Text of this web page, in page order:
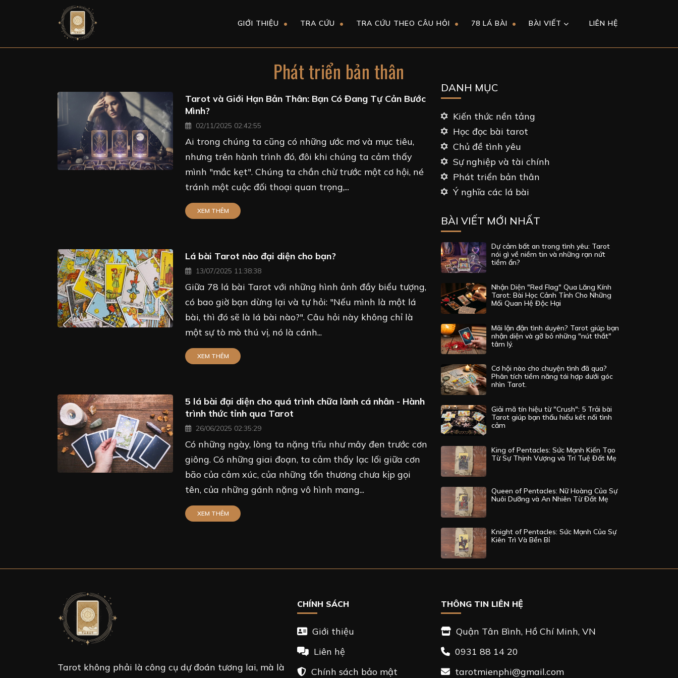
GIỚI THIỆU TRA CỨU TRA CỨU THEO CÂU HỎI 78 LÁ BÀI BÀI VIẾT LIÊN HỆ
Phát triển bản thân
Tarot và Giới Hạn Bản Thân: Bạn Có Đang Tự Cản Bước
Mình?
02/11/2025 02:42:55
Ai trong chúng ta cũng có những ước mơ và mục tiêu,
nhưng trên hành trình đó, đôi khi chúng ta cảm thấy
mình "mắc kẹt". Chúng ta chần chừ trước một cơ hội, né
tránh một cuộc đối thoại quan trọng,...
XEM THÊM
Lá bài Tarot nào đại diện cho bạn?
13/07/2025 11:38:38
Giữa 78 lá bài Tarot với những hình ảnh đầy biểu tượng,
có bao giờ bạn dừng lại và tự hỏi: "Nếu mình là một lá
bài, thì đó sẽ là lá bài nào?". Câu hỏi này không chỉ là
một sự tò mò thú vị, nó là cánh...
XEM THÊM
5 lá bài đại diện cho quá trình chữa lành cá nhân - Hành
trình thức tỉnh qua Tarot
26/06/2025 02:35:29
Có những ngày, lòng ta nặng trĩu như mây đen trước cơn
giông. Có những giai đoạn, ta cảm thấy lạc lối giữa cơn
bão của cảm xúc, của những tổn thương chưa kịp gọi
tên, của những gánh nặng vô hình mang...
XEM THÊM
DANH MỤC
Kiến thức nền tảng
Học đọc bài tarot
Chủ đề tình yêu
Sự nghiệp và tài chính
Phát triển bản thân
Ý nghĩa các lá bài
BÀI VIẾT MỚI NHẤT
Dự cảm bất an trong tình yêu: Tarot
nói gì về niềm tin và những rạn nứt
tiềm ẩn?
Nhận Diện "Red Flag" Qua Lăng Kính
Tarot: Bài Học Cảnh Tỉnh Cho Những
Mối Quan Hệ Độc Hại
Mãi lận đận tình duyên? Tarot giúp bạn
nhận diện và gỡ bỏ những "nút thắt"
tâm lý.
Cơ hội nào cho chuyện tình đã qua?
Phân tích tiềm năng tái hợp dưới góc
nhìn Tarot.
Giải mã tín hiệu từ "Crush": 5 Trải bài
Tarot giúp bạn thấu hiểu kết nối tình
cảm
King of Pentacles: Sức Mạnh Kiến Tạo
Từ Sự Thịnh Vượng và Trí Tuệ Đất Mẹ
Queen of Pentacles: Nữ Hoàng Của Sự
Nuôi Dưỡng và An Nhiên Từ Đất Mẹ
Knight of Pentacles: Sức Mạnh Của Sự
Kiên Trì Và Bền Bỉ
Tarot không phải là công cụ dự đoán tương lai, mà là
CHÍNH SÁCH
Giới thiệu
Liên hệ
Chính sách bảo mật
THÔNG TIN LIÊN HỆ
Quận Tân Bình, Hồ Chí Minh, VN
0931 88 14 20
tarotmienphi@gmail.com